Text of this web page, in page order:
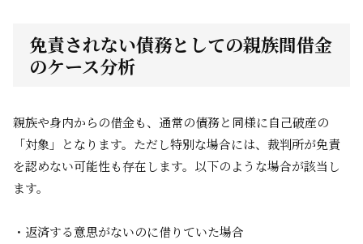
免責されない債務としての親族間借金
のケース分析
親族や身内からの借金も、通常の債務と同様に自己破産の
「対象」となります。ただし特別な場合には、裁判所が免責
を認めない可能性も存在します。以下のような場合が該当し
ます。
・返済する意思がないのに借りていた場合